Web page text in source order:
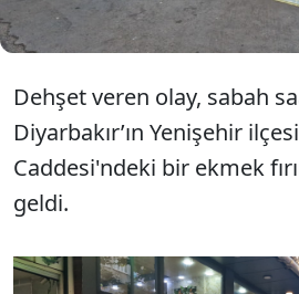
Dehşet veren olay, sabah
Diyarbakır’ın Yenişehir
Caddesi'ndeki bir ekmek
geldi.